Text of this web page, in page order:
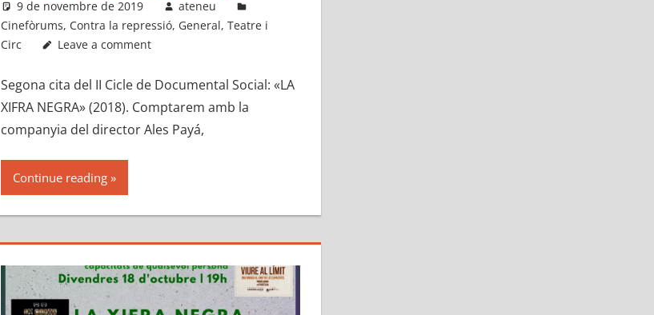
9 de novembre de 2019
ateneu
Cinefòrums, Contra la repressió, General, Teatre i
Circ
Leave a comment
Segona cita del II Cicle de Documental Social: «LA
XIFRA NEGRA» (2018). Comptarem amb la
companyia del director Ales Payá,
Continue reading